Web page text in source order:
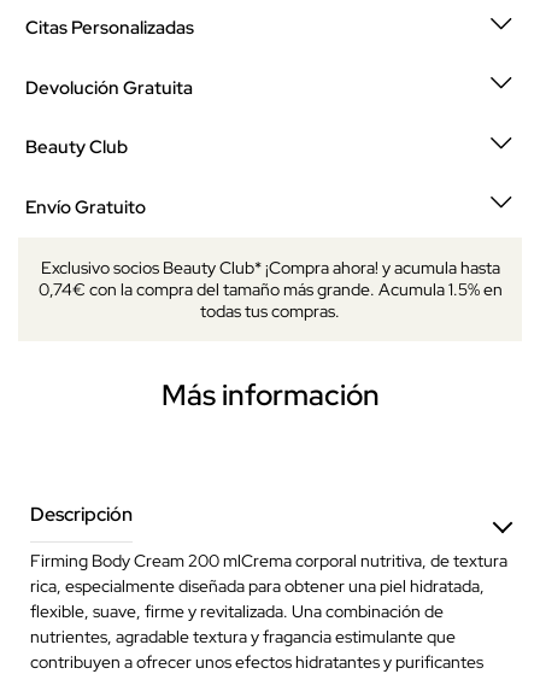
Citas Personalizadas
Devolución Gratuita
Beauty Club
Envío Gratuito
Exclusivo socios Beauty Club* ¡Compra ahora! y acumula hasta
0,74€ con la compra del tamaño más grande. Acumula 1.5% en
todas tus compras.
Más información
Descripción
Firming Body Cream 200 mlCrema corporal nutritiva, de textura
rica, especialmente diseñada para obtener una piel hidratada,
flexible, suave, firme y revitalizada. Una combinación de
nutrientes, agradable textura y fragancia estimulante que
contribuyen a ofrecer unos efectos hidratantes y purificantes